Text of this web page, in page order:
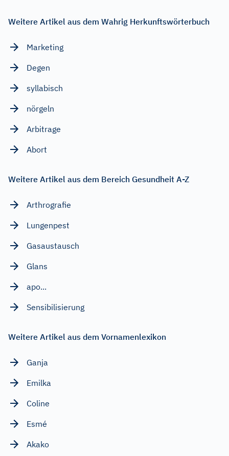
Weitere Artikel aus dem Wahrig Herkunftswörterbuch
Marketing
Degen
syllabisch
nörgeln
Arbitrage
Abort
Weitere Artikel aus dem Bereich Gesundheit A-Z
Arthrografie
Lungenpest
Gasaustausch
Glans
apo...
Sensibilisierung
Weitere Artikel aus dem Vornamenlexikon
Ganja
Emilka
Coline
Esmé
Akako